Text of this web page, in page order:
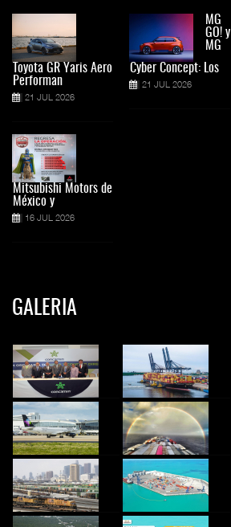
Toyota GR Yaris Aero
Performan
21 JUL 2026
Mitsubishi Motors de
México y
16 JUL 2026
MG
GO! y
MG
Cyber Concept: Los
21 JUL 2026
GALERIA